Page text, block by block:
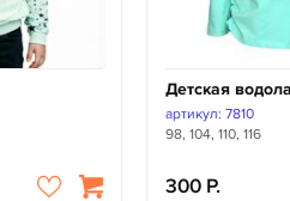
Детская
артикул: 7810
98, 104, 110, 116
300